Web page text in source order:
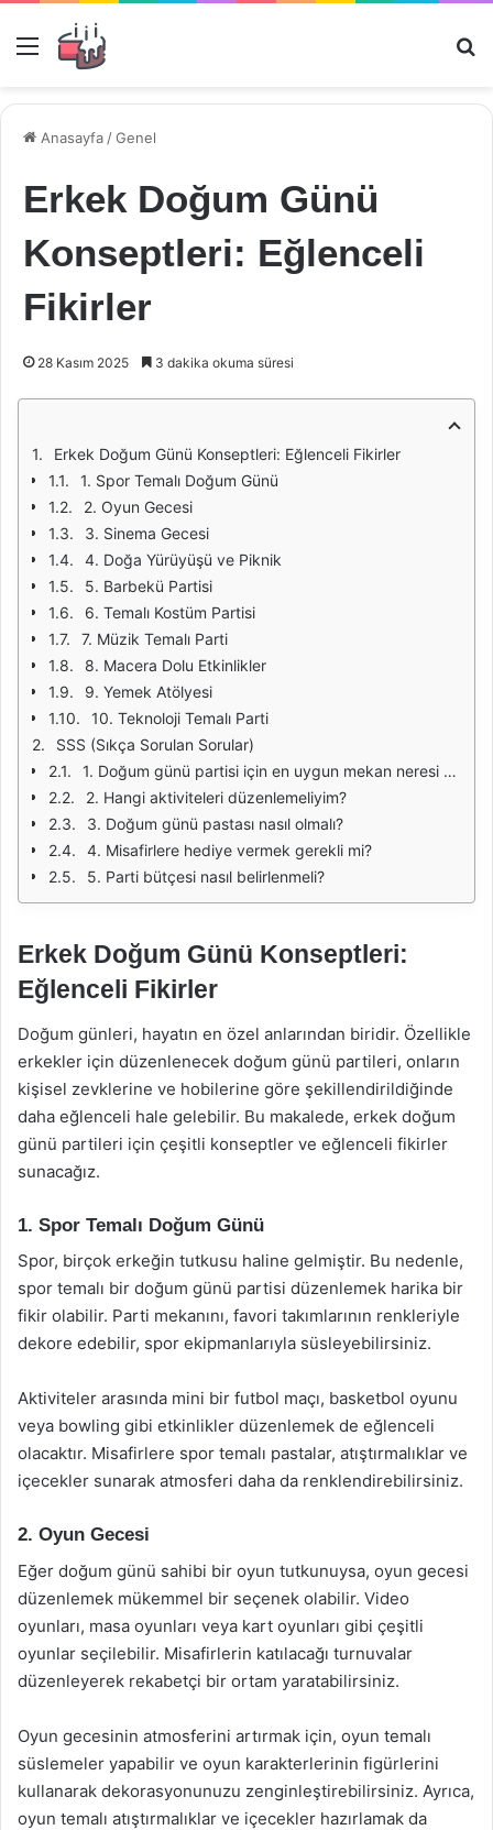
Menü
Anasayfa /Genel
Erkek Doğum Günü
Konseptleri: Eğlenceli
Fikirler
28 Kasım 2025 3 dakika okuma süresi
Erkek Doğum Günü Konseptleri: Eğlenceli Fikirler
1. Spor Temalı Doğum Günü
2. Oyun Gecesi
3. Sinema Gecesi
4. Doğa Yürüyüşü ve Piknik
5. Barbekü Partisi
6. Temalı Kostüm Partisi
7. Müzik Temalı Parti
8. Macera Dolu Etkinlikler
9. Yemek Atölyesi
10. Teknoloji Temalı Parti
SSS (Sıkça Sorulan Sorular)
1. Doğum günü partisi için en uygun mekan neresi olmalıdır?
2. Hangi aktiviteleri düzenlemeliyim?
3. Doğum günü pastası nasıl olmalı?
4. Misafirlere hediye vermek gerekli mi?
5. Parti bütçesi nasıl belirlenmeli?
Erkek Doğum Günü Konseptleri:
Eğlenceli Fikirler
Doğum günleri, hayatın en özel anlarından biridir. Özellikle
erkekler için düzenlenecek doğum günü partileri, onların
kişisel zevklerine ve hobilerine göre şekillendirildiğinde
daha eğlenceli hale gelebilir. Bu makalede, erkek doğum
günü partileri için çeşitli konseptler ve eğlenceli fikirler
sunacağız.
1. Spor Temalı Doğum Günü
Spor, birçok erkeğin tutkusu haline gelmiştir. Bu nedenle,
spor temalı bir doğum günü partisi düzenlemek harika bir
fikir olabilir. Parti mekanını, favori takımlarının renkleriyle
dekore edebilir, spor ekipmanlarıyla süsleyebilirsiniz.
Aktiviteler arasında mini bir futbol maçı, basketbol oyunu
veya bowling gibi etkinlikler düzenlemek de eğlenceli
olacaktır. Misafirlere spor temalı pastalar, atıştırmalıklar ve
içecekler sunarak atmosferi daha da renklendirebilirsiniz.
2. Oyun Gecesi
Eğer doğum günü sahibi bir oyun tutkunuysa, oyun gecesi
düzenlemek mükemmel bir seçenek olabilir. Video
oyunları, masa oyunları veya kart oyunları gibi çeşitli
oyunlar seçilebilir. Misafirlerin katılacağı turnuvalar
düzenleyerek rekabetçi bir ortam yaratabilirsiniz.
Oyun gecesinin atmosferini artırmak için, oyun temalı
süslemeler yapabilir ve oyun karakterlerinin figürlerini
kullanarak dekorasyonunuzu zenginleştirebilirsiniz. Ayrıca,
oyun temalı atıştırmalıklar ve içecekler hazırlamak da